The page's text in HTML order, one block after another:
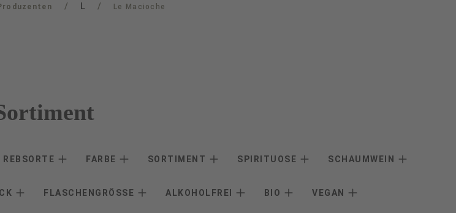
/ L / Le Macioche
REBSORTE FARBE SORTIMENT SPIRITUOSE SCHAUMWEIN
FLASCHENGRÖSSE ALKOHOLFREI BIO VEGAN